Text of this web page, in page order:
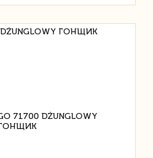
DŻUNGLOWY ГОНЩИК